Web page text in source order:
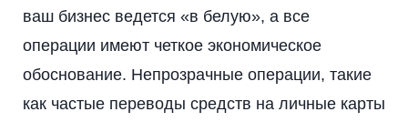
ваш бизнес ведется «в белую», а все
операции имеют четкое экономическое
обоснование. Непрозрачные операции, такие
как частые переводы средств на личные карты